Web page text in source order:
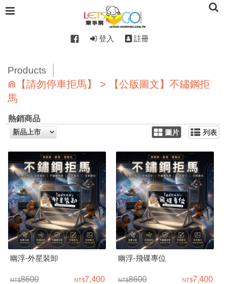
登入 註冊
Products
⋒【請勿停車拒馬】 > 【公版圖文】不鏽鋼拒
馬
熱銷商品
圖片 列表
幽浮-外星裝卸
8600 7,400
幽浮-飛碟專位
8600 7,400